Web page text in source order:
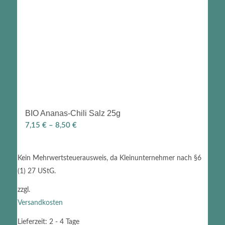
BIO Ananas-Chili Salz 25g
7,15 €– 8,50 €
Kein Mehrwertsteuerausweis, da Kleinunternehmer nach §6
(1) 27 UStG.
zzgl.
Versandkosten
Lieferzeit: 2 - 4 Tage